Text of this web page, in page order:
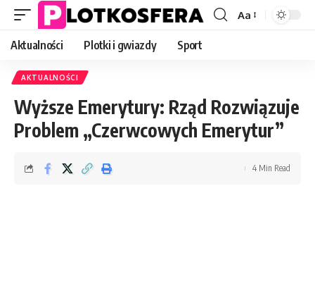
Font
Aa
Aktualności Plotki i gwiazdy Sport
AKTUALNOŚCI
Wyższe Emerytury: Rząd Rozwiązuje
Problem „Czerwcowych Emerytur”
4 Min Read